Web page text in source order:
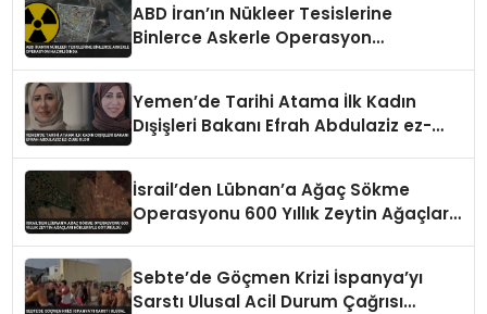
ABD İran’ın Nükleer Tesislerine
Binlerce Askerle Operasyon
Yemen’de Tarihi Atama İlk Kadın
Dışişleri Bakanı Efrah Abdulaziz ez-
İsrail’den Lübnan’a Ağaç Sökme
Operasyonu 600 Yıllık Zeytin Ağaçları
Sebte’de Göçmen Krizi İspanya’yı
Sarstı Ulusal Acil Durum Çağrısı